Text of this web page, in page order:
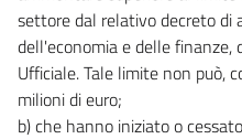
settore dal relativo decreto di
dell'economia e delle finanze,
Ufficiale. Tale limite non può,
milioni di euro;
b) che hanno iniziato o